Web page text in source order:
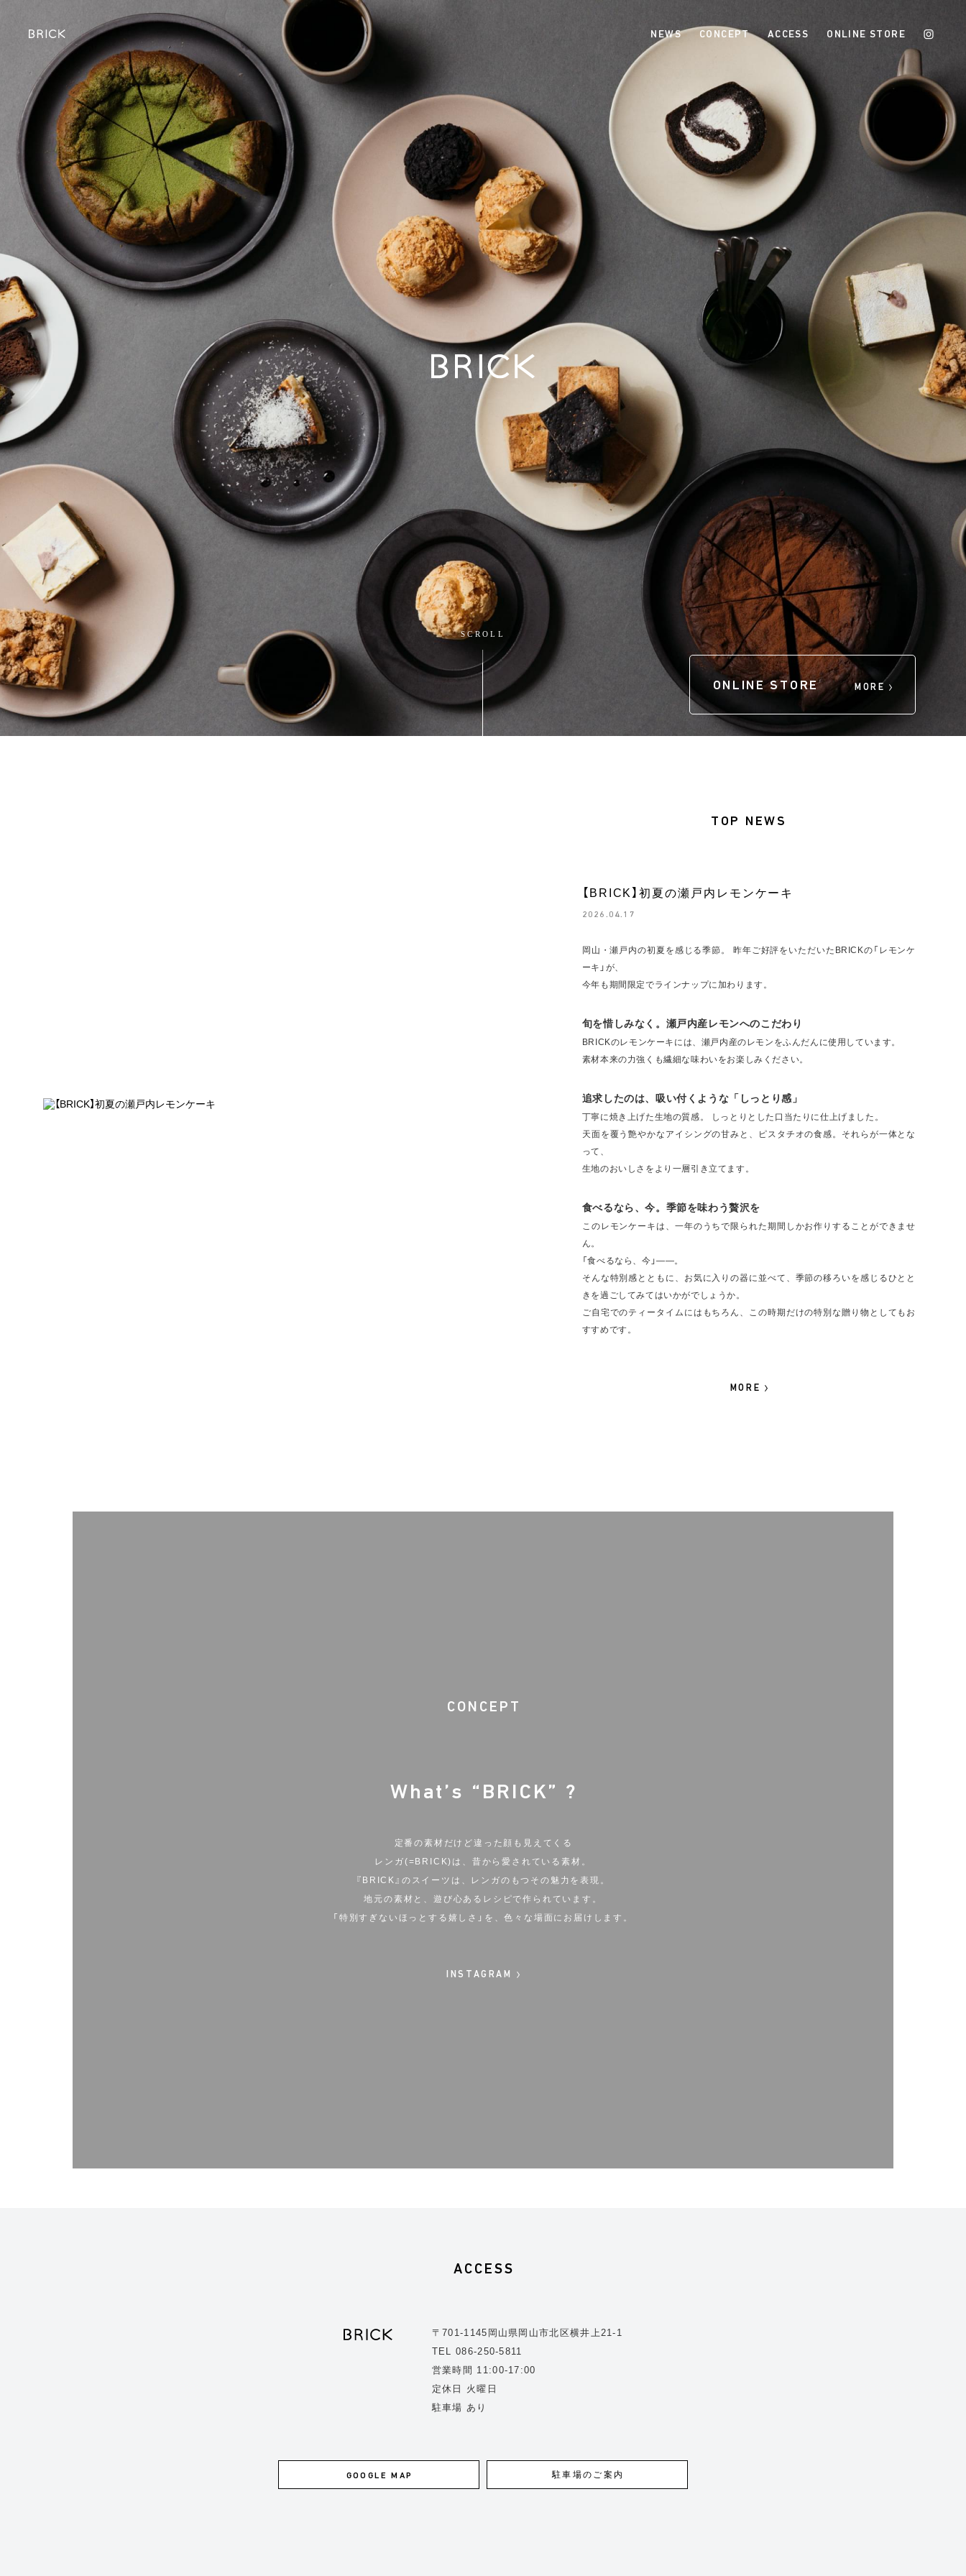
NEWS CONCEPT ACCESS ONLINE STORE
SCROLL
ONLINE STORE MORE
TOP NEWS
【BRICK】初夏の瀬戸内レモンケーキ
2026.04.17
岡山・瀬戸内の初夏を感じる季節。 昨年ご好評をいただいたBRICKの「レモンケ
ーキ」が、
今年も期間限定でラインナップに加わります。
旬を惜しみなく。瀬戸内産レモンへのこだわり
BRICKのレモンケーキには、瀬戸内産のレモンをふんだんに使用しています。
素材本来の力強くも繊細な味わいをお楽しみください。
追求したのは、吸い付くような「しっとり感」
丁寧に焼き上げた生地の質感。 しっとりとした口当たりに仕上げました。
天面を覆う艶やかなアイシングの甘みと、ピスタチオの食感。それらが一体とな
って、
生地のおいしさをより一層引き立てます。
食べるなら、今。季節を味わう贅沢を
このレモンケーキは、一年のうちで限られた期間しかお作りすることができませ
ん。
「食べるなら、今」――。
そんな特別感とともに、お気に入りの器に並べて、季節の移ろいを感じるひとと
きを過ごしてみてはいかがでしょうか。
ご自宅でのティータイムにはもちろん、この時期だけの特別な贈り物としてもお
すすめです。
MORE
CONCEPT
What’s “BRICK” ?
定番の素材だけど違った顔も見えてくる
レンガ(=BRICK)は、昔から愛されている素材。
『BRICK』のスイーツは、レンガのもつその魅力を表現。
地元の素材と、遊び心あるレシピで作られています。
「特別すぎないほっとする嬉しさ」を、色々な場面にお届けします。
INSTAGRAM
ACCESS
〒701-1145岡山県岡山市北区横井上21-1
TEL 086-250-5811
営業時間 11:00-17:00
定休日 火曜日
駐車場 あり
GOOGLE MAP 駐車場のご案内